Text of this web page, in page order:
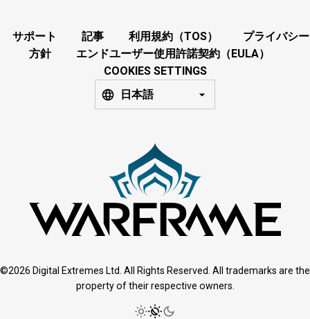
サポート 記事 利用規約（TOS）
プライバシー
方針
エンドユーザー使用許諾契約（EULA）
COOKIES SETTINGS
日本語
©2026 Digital Extremes Ltd. All Rights Reserved. All trademarks are the
property of their respective owners.